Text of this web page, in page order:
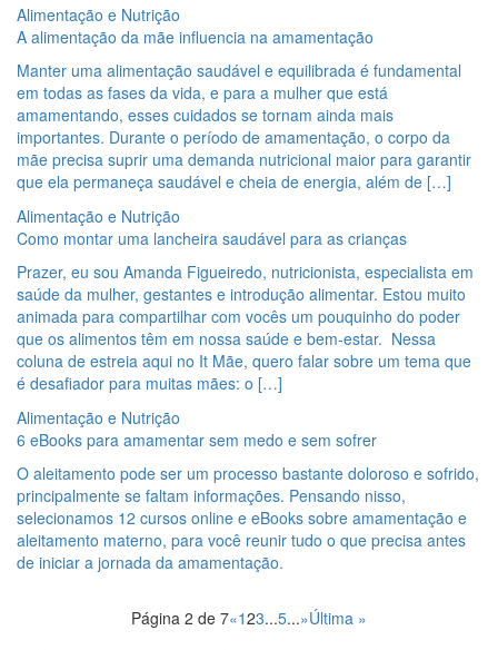
Alimentação e Nutrição
A alimentação da mãe influencia na amamentação
Manter uma alimentação saudável e equilibrada é fundamental
em todas as fases da vida, e para a mulher que está
amamentando, esses cuidados se tornam ainda mais
importantes. Durante o período de amamentação, o corpo da
mãe precisa suprir uma demanda nutricional maior para garantir
que ela permaneça saudável e cheia de energia, além de […]
Alimentação e Nutrição
Como montar uma lancheira saudável para as crianças
Prazer, eu sou Amanda Figueiredo, nutricionista, especialista em
saúde da mulher, gestantes e introdução alimentar. Estou muito
animada para compartilhar com vocês um pouquinho do poder
que os alimentos têm em nossa saúde e bem-estar. Nessa
coluna de estreia aqui no It Mãe, quero falar sobre um tema que
é desafiador para muitas mães: o […]
Alimentação e Nutrição
6 eBooks para amamentar sem medo e sem sofrer
O aleitamento pode ser um processo bastante doloroso e sofrido,
principalmente se faltam informações. Pensando nisso,
selecionamos 12 cursos online e eBooks sobre amamentação e
aleitamento materno, para você reunir tudo o que precisa antes
de iniciar a jornada da amamentação.
Página 2 de 7«123...5...»Última »